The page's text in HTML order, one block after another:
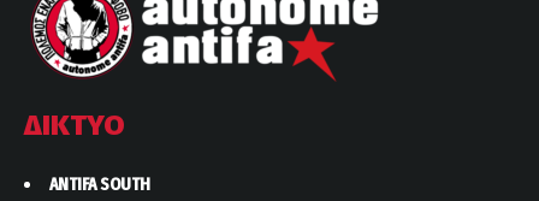
ΔΙΚΤΥΟ
ANTIFA SOUTH